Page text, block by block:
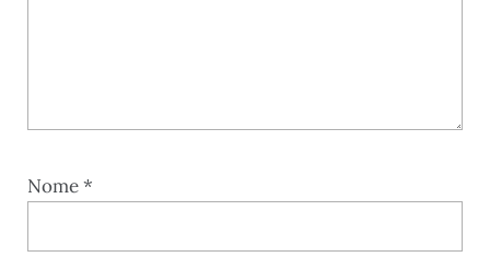
Nome*